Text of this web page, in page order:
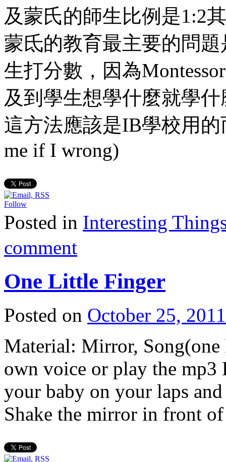
及蒙氏的師生比例是1:2
蒙氐的教育最主要的問
生打分數，因為
及到學生想學什麼就學
這方法應該是IB學校用的
me if I wrong)
Follow
Posted in Interesting
comment
One Little Finger
Posted on October 25, 2011
Material: Mirror,
own voice or play the mp3
your baby on your laps
Shake the mirror in front